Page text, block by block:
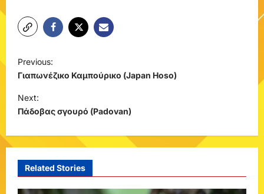
o
s
t
a
v
Previous:
Γιαπωνέζικο Καμπούρικο (Japan Hoso)
Next:
Πάδοβας σγουρό (Padovan)
Related Stories